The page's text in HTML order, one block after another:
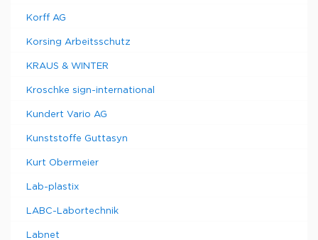
Korff AG
Korsing Arbeitsschutz
KRAUS & WINTER
Kroschke sign-international
Kundert Vario AG
Kunststoffe Guttasyn
Kurt Obermeier
Lab-plastix
LABC-Labortechnik
Labnet